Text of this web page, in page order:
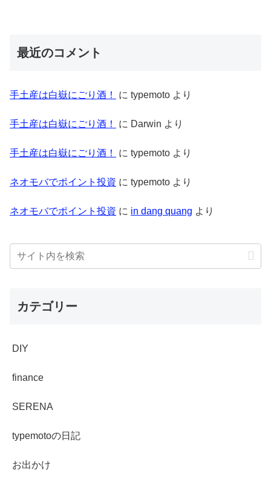
最近のコメント
手土産は白嶽にごり酒！ に typemoto より
手土産は白嶽にごり酒！ に Darwin より
手土産は白嶽にごり酒！ に typemoto より
ネオモバでポイント投資 に typemoto より
ネオモバでポイント投資 に in dang quang より
カテゴリー
DIY
finance
SERENA
typemotoの日記
お出かけ